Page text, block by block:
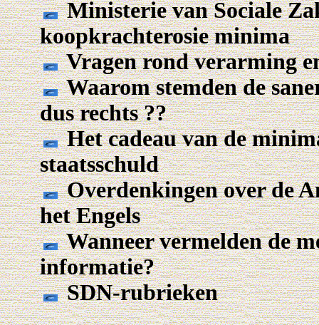
Ministerie van Sociale
koopkrachterosie minima
Vragen rond verarming
Waarom stemden de
dus rechts ??
Het cadeau van de
staatsschuld
Overdenkingen over de
het Engels
Wanneer vermelden de
informatie?
SDN-rubrieken